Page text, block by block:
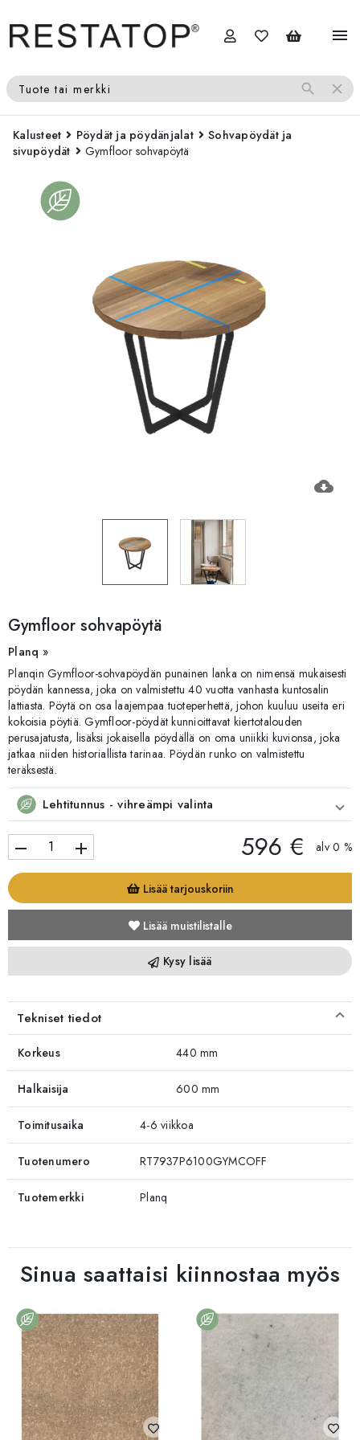
menu
Tuote tai merkki search close
Kalusteet Pöydät ja pöydänjalat
Sohvapöydät ja
sivupöydät
Gymfloor sohvapöytä
cloud_download
Gymfloor sohvapöytä
Planq »
Planqin Gymfloor-sohvapöydän punainen lanka on nimensä mukaisesti
pöydän kannessa, joka on valmistettu 40 vuotta vanhasta kuntosalin
lattiasta. Pöytä on osa laajempaa tuoteperhettä, johon kuuluu useita eri
kokoisia pöytiä. Gymfloor-pöydät kunnioittavat kiertotalouden
perusajatusta, lisäksi jokaisella pöydällä on oma uniikki kuvionsa, joka
jatkaa niiden historiallista tarinaa. Pöydän runko on valmistettu
teräksestä.
Lehtitunnus - vihreämpi valinta
remove add 596 € alv 0 %
Lisää tarjouskoriin
Lisää muistilistalle
Kysy lisää
Tekniset tiedot
Korkeus 440 mm
Halkaisija 600 mm
Toimitusaika 4-6 viikkoa
Tuotenumero RT7937P6100GYMCOFF
Tuotemerkki Planq
Sinua saattaisi kiinnostaa myös